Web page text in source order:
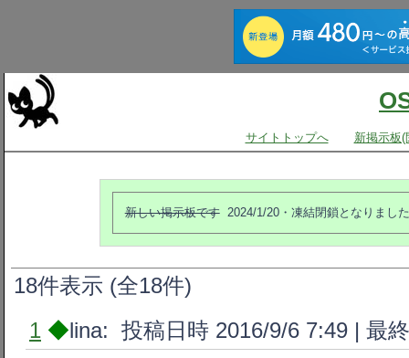
サイトトップへ 新掲示板(
新しい掲示板です2024/1/20・凍結閉鎖となりました
18件表示 (全18件)
1 ◆lina: 投稿日時 2016/9/6 7:49 | 最